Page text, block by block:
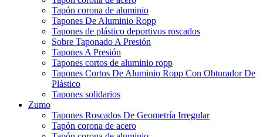
Tapón corona de aluminio
Tapones De Aluminio Ropp
Tapones de plástico deportivos roscados
Sobre Taponado A Presión
Tapones A Presión
Tapones cortos de aluminio ropp
Tapones Cortos De Aluminio Ropp Con Obturador De
Plástico
Tapones solidarios
Zumo
Tapones Roscados De Geometría Irregular
Tapón corona de acero